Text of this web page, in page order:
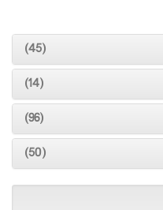
(45)
(14)
(96)
(50)